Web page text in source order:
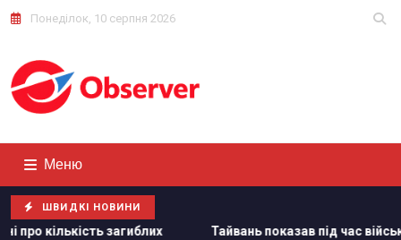
Понеділок, 10 серпня 2026
Меню
ШВИДКІ НОВИНИ
Тайвань показав під час військових навчань дрони, якими